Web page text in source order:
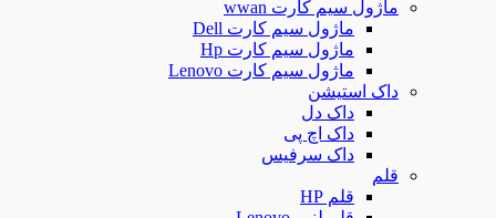
ماژول سیم کارت wwan
ماژول سیم کارت Dell
ماژول سیم کارت Hp
ماژول سیم کارت Lenovo
داک استیشن
داک دل
داک اچ پی
داک سرفیس
قلم
قلم HP